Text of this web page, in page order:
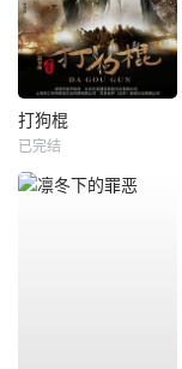
打狗棍
已完结